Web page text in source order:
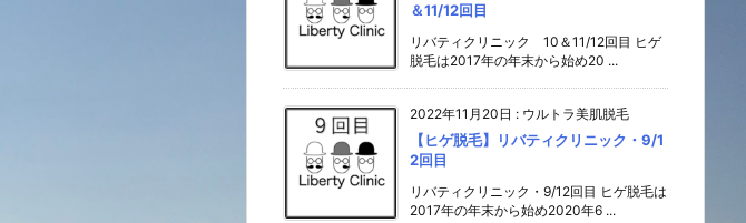
＆11/12回目
リバティクリニック 10＆11/12回目 ヒゲ
脱毛は2017年の年末から始め20 ...
2022年11月20日 : ウルトラ美肌脱毛
【ヒゲ脱毛】リバティクリニック・9/1
2回目
リバティクリニック・9/12回目 ヒゲ脱毛は
2017年の年末から始め2020年6 ...